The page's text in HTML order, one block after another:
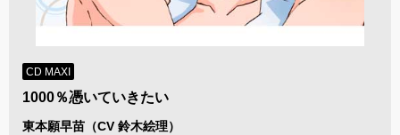
CD MAXI
1000％憑いていきたい
東本願早苗（CV 鈴木絵理）